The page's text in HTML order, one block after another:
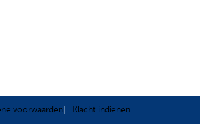
voorwaarden Klacht indienen